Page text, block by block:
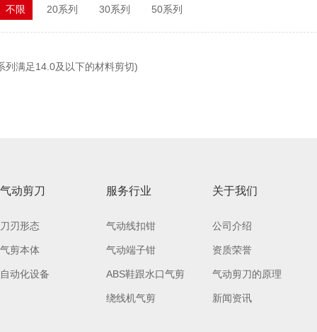
不限 20系列 30系列 50系列
列满足14.0及以下的材料剪切)
气动剪刀
刀刃形态
气剪本体
自动化设备
服务行业
气动线扣钳
气动端子钳
ABS鞋跟水口气剪
绕线机气剪
关于我们
公司介绍
资质荣誉
气动剪刀的原理
新闻资讯